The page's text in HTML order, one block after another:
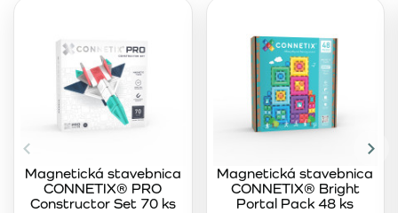
Magnetická stavebnica
CONNETIX® PRO
Constructor Set 70 ks
Magnetická stavebnica
CONNETIX® Bright
Portal Pack 48 ks